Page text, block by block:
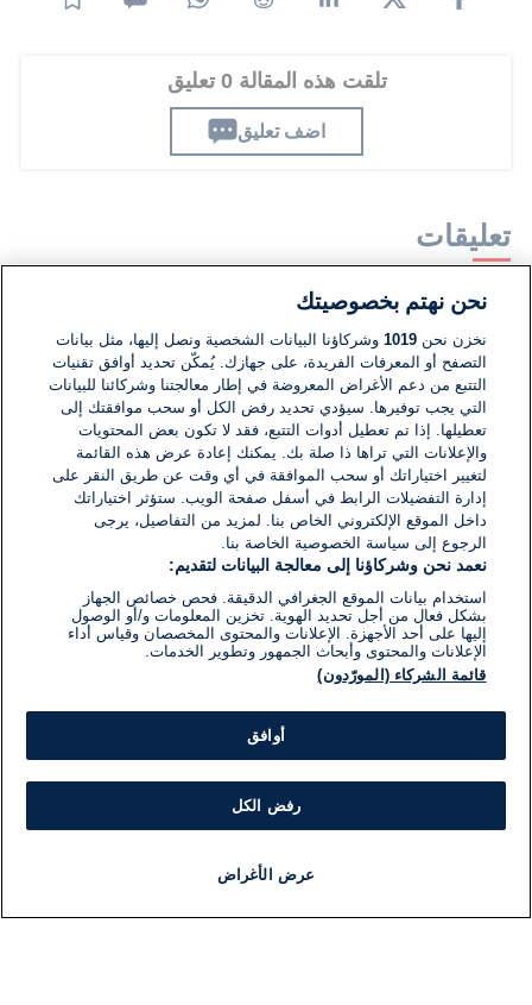
تلقت هذه المقالة 0 تعليق
اضف تعليق
تعليقات
لا توجد تعليقات مكتوبة حتى الآن. كن الأول!
اكتب تعليقًا جديدًا ...
نحن نهتم بخصوصيتك
نخزن نحن1019 وشركاؤنا البيانات الشخصية ونصل إليها، مثل بيانات
التصفح أو المعرفات الفريدة، على جهازك. يُمكّن تحديد أوافق تقنيات
التتبع من دعم الأغراض المعروضة في إطار معالجتنا وشركائنا للبيانات
التي يجب توفيرها. سيؤدي تحديد رفض الكل أو سحب موافقتك إلى
تعطيلها. إذا تم تعطيل أدوات التتبع، فقد لا تكون بعض المحتويات
والإعلانات التي تراها ذا صلة بك. يمكنك إعادة عرض هذه القائمة
لتغيير اختياراتك أو سحب الموافقة في أي وقت عن طريق النقر على
إدارة التفضيلات الرابط في أسفل صفحة الويب. ستؤثر اختياراتك
داخل الموقع الإلكتروني الخاص بنا. لمزيد من التفاصيل، يرجى
الرجوع إلى سياسة الخصوصية الخاصة بنا.
نعمد نحن وشركاؤنا إلى معالجة البيانات لتقديم:
استخدام بيانات الموقع الجغرافي الدقيقة. فحص خصائص الجهاز
بشكل فعال من أجل تحديد الهوية. تخزين المعلومات و/أو الوصول
إليها على أحد الأجهزة. الإعلانات والمحتوى المخصصان وقياس أداء
الإعلانات والمحتوى وأبحاث الجمهور وتطوير الخدمات.
قائمة الشركاء (المورّدون)
أوافق
رفض الكل
عرض الأغراض